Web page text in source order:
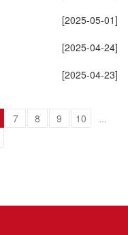
[2025-05-01]
[2025-04-24]
[2025-04-23]
7 8 9 10
...